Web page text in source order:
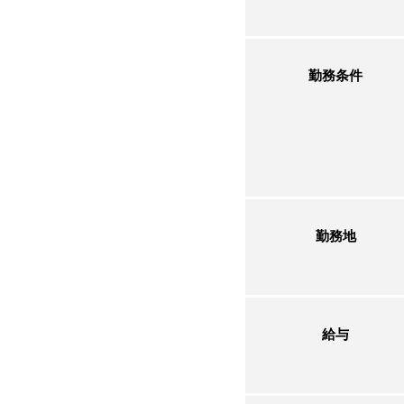
勤務条件
勤務地
給与